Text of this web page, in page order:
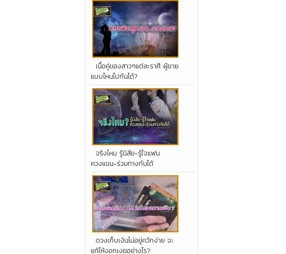
เนื้อคู่ของสาวๆแต่ละราศี ผู้ชาย
แบบไหนไปกันได้?
จริงไหม รู้นิสัย-รู้ใจแฟน
ควงแขน-ร่วมทางกันได้
ดวงเก็บเงินไม่อยู่ควักง่าย จะ
แก้ให้งอกเงยอย่างไร?